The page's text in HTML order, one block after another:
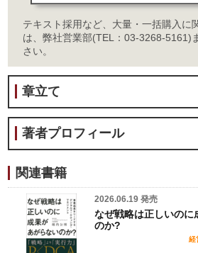
テキスト採用など、大量・一括購入に
は、弊社営業部(TEL：03-3268-5161)
さい。
章立て
著者プロフィール
関連書籍
2026.06.19 発売
なぜ戦略は正しいのに
のか?
経